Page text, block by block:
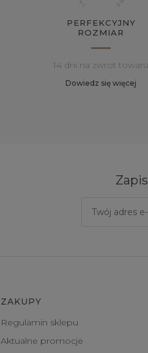
PERFEKCYJNY
ROZMIAR
14 dni na zwrot towaru
Dowiedz się więcej
ZAKUPY
Regulamin sklepu
Aktualne promocje